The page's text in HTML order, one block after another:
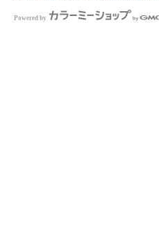
Powered by